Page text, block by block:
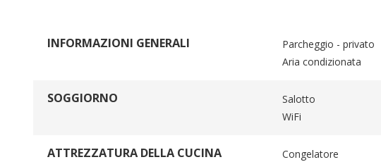
INFORMAZIONI GENERALI Parcheggio - privato
Aria condizionata
SOGGIORNO Salotto
WiFi
ATTREZZATURA DELLA CUCINA Congelatore